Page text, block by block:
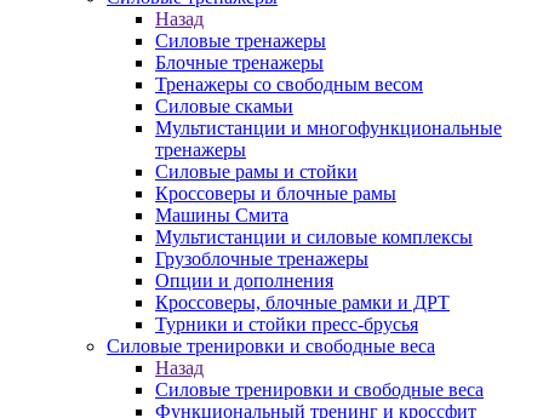
Назад
Силовые тренажеры
Блочные тренажеры
Тренажеры со свободным весом
Силовые скамьи
Мультистанции и многофункциональные
тренажеры
Силовые рамы и стойки
Кроссоверы и блочные рамы
Машины Смита
Мультистанции и силовые комплексы
Грузоблочные тренажеры
Опции и дополнения
Кроссоверы, блочные рамки и ДРТ
Турники и стойки пресс-брусья
Силовые тренировки и свободные веса
Назад
Силовые тренировки и свободные веса
Функциональный тренинг и кроссфит